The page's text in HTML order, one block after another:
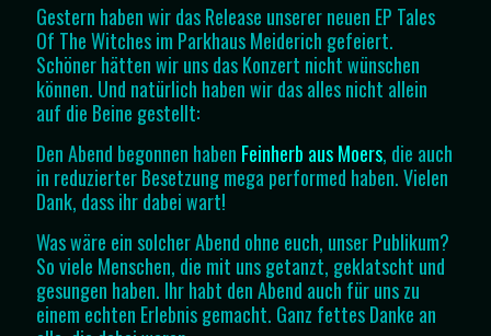
Gestern haben wir das Release unserer neuen EP Tales
Of The Witches im Parkhaus Meiderich gefeiert.
Schöner hätten wir uns das Konzert nicht wünschen
können. Und natürlich haben wir das alles nicht allein
auf die Beine gestellt:
Den Abend begonnen haben Feinherb aus Moers, die auch
in reduzierter Besetzung mega performed haben. Vielen
Dank, dass ihr dabei wart!
Was wäre ein solcher Abend ohne euch, unser Publikum?
So viele Menschen, die mit uns getanzt, geklatscht und
gesungen haben. Ihr habt den Abend auch für uns zu
einem echten Erlebnis gemacht. Ganz fettes Danke an